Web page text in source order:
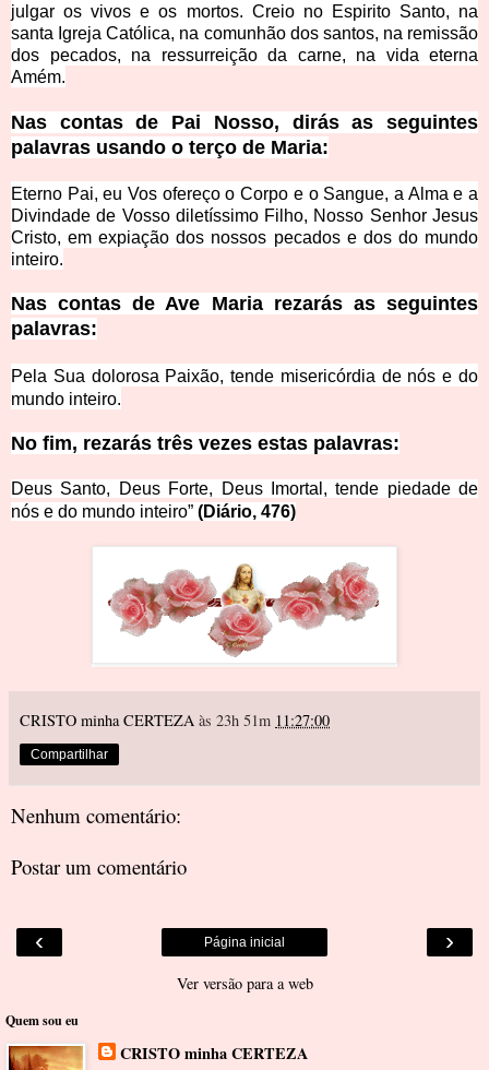
julgar os vivos e os mortos. Creio no Espirito Santo, na
santa Igreja Católica, na comunhão dos santos, na remissão
dos pecados, na ressurreição da carne, na vida eterna
Amém.
Nas contas de Pai Nosso, dirás as seguintes
palavras usando o terço de Maria:
Eterno Pai, eu Vos ofereço o Corpo e o Sangue, a Alma e a
Divindade de Vosso diletíssimo Filho, Nosso Senhor Jesus
Cristo, em expiação dos nossos pecados e dos do mundo
inteiro.
Nas contas de Ave Maria rezarás as seguintes
palavras:
Pela Sua dolorosa Paixão, tende misericórdia de nós e do
mundo inteiro.
No fim, rezarás três vezes estas palavras:
Deus Santo, Deus Forte, Deus Imortal, tende piedade de
nós e do mundo inteiro” (Diário, 476)
CRISTO minha CERTEZA às 23h 51m 11:27:00
Compartilhar
Nenhum comentário:
Postar um comentário
‹ ›
Página inicial
Ver versão para a web
Quem sou eu
CRISTO minha CERTEZA